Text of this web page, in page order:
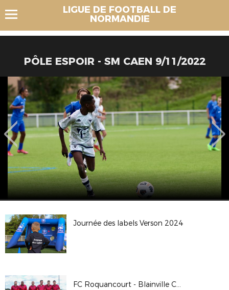
LIGUE DE FOOTBALL DE
NORMANDIE
PÔLE ESPOIR - SM CAEN 9/11/2022
Journée des labels Verson 2024
FC Roquancourt - Blainville Coupe de France 24/25